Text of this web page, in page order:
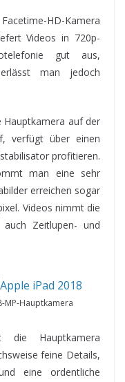
HD-Kamera
Videos in 720p-
gut aus,
man jedoch
Hauptkamera auf der
verfügt über einen
profitieren.
man eine sehr
erreichen sogar
Videos nimmt die
Zeitlupen- und
MP-Hauptkamera
die Hauptkamera
feine Details,
eine ordentliche